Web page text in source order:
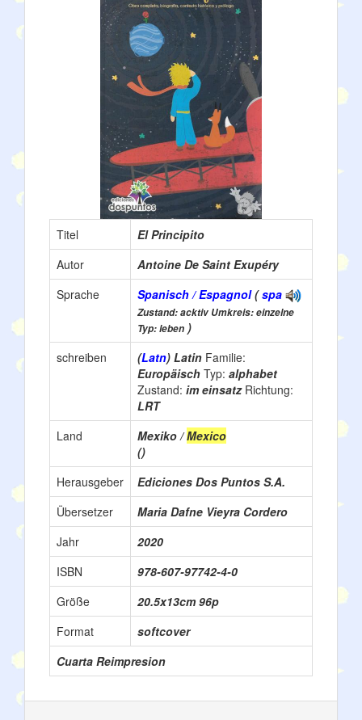
Titel
El Principito
Autor
Antoine De Saint Exupéry
Sprache
Spanisch / Espagnol(spa
Zustand: acktiv Umkreis: einzelne
Typ: leben )
schreiben
(Latn) Latin Familie:
Europäisch Typ: alphabet
Zustand: im einsatz Richtung:
LRT
Land
Mexiko /Mexico
()
Herausgeber
Ediciones Dos Puntos S.A.
Übersetzer
Maria Dafne Vieyra Cordero
Jahr
2020
ISBN
978-607-97742-4-0
Größe
20.5x13cm 96p
Format
softcover
Cuarta Reimpresion